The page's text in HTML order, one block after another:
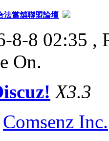
法當舖聯盟論壇
8-8 02:35 ,
On.
X3.3
Comsenz Inc.